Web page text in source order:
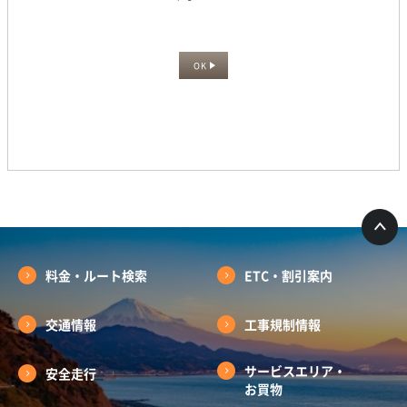
OK
料金・ルート検索 ETC・割引案内
交通情報 工事規制情報
安全走行
サービスエリア・
お買物